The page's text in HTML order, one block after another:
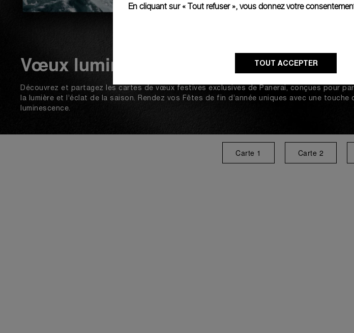
Vœux lumineux
Découvrez et partagez les cartes de vœux festives exclusives de Panerai, conçues pour
la lumière et l’éclat de la saison. Rendez vos Fêtes de fin d’année uniques avec une touche
luminescence.
Carte 1 Carte 2
En cliquant sur « Tout refuser », vous donnez votre
TOUT ACCEPTER